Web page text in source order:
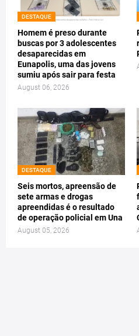
DESTAQUE
Homem é preso durante
buscas por 3 adolescentes
desaparecidas em
Eunapolis, uma das jovens
sumiu após sair para festa
August 06, 2026
DESTAQUE
Seis mortos, apreensão de
sete armas e drogas
apreendidas é o resultado
de operação policial em Una
August 05, 2026